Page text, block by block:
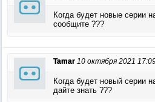
Когда будет новые серии
сообщите ???
Tamar 10 октября 2021
Когда будет новый серии
дайте знать ???